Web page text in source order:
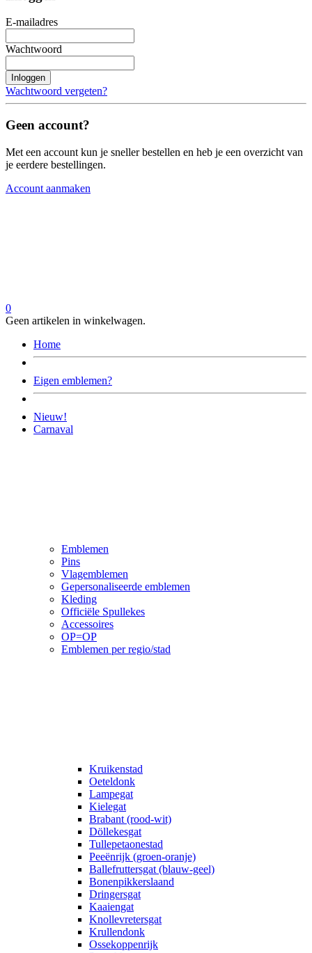
E-mailadres
Wachtwoord
Inloggen
Wachtwoord vergeten?
Geen account?
Met een account kun je sneller bestellen en heb je een overzicht van
je eerdere bestellingen.
Account aanmaken
0
Geen artikelen in winkelwagen.
Home
Eigen emblemen?
Nieuw!
Carnaval
Emblemen
Pins
Vlagemblemen
Gepersonaliseerde emblemen
Kleding
Officiële Spullekes
Accessoires
OP=OP
Emblemen per regio/stad
Kruikenstad
Oeteldonk
Lampegat
Kielegat
Brabant (rood-wit)
Döllekesgat
Tullepetaonestad
Peeënrijk (groen-oranje)
Ballefruttersgat (blauw-geel)
Bonenpikkerslaand
Dringersgat
Kaaiengat
Knollevretersgat
Krullendonk
Ossekoppenrijk